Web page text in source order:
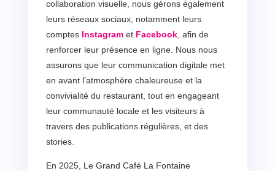
collaboration visuelle, nous gérons également
leurs réseaux sociaux, notamment leurs
comptes Instagramet Facebook, afin de
renforcer leur présence en ligne. Nous nous
assurons que leur communication digitale met
en avant l’atmosphère chaleureuse et la
convivialité du restaurant, tout en engageant
leur communauté locale et les visiteurs à
travers des publications régulières, et des
stories.
En 2025, Le Grand Café La Fontaine